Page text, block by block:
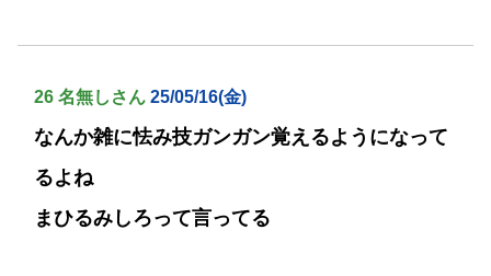
26 名無しさん 25/05/16(金)
なんか雑に怯み技ガンガン覚えるようになって
るよね
まひるみしろって言ってる